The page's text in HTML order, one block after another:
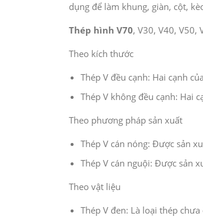
dụng để làm khung, giàn, cột,
Thép hình V70, V30, V40,
Theo kích thước
Thép V đều cạnh: Hai cạnh
Thép V không đều cạnh: Hai
Theo phương pháp sản xuất
Thép V cán nóng: Được sản
Thép V cán nguội: Được sản
Theo vật liệu
Thép V đen: Là loại thép